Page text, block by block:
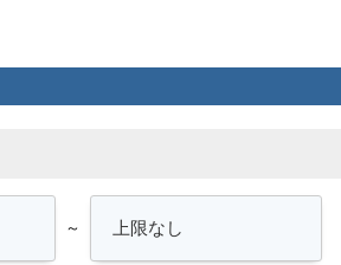
～